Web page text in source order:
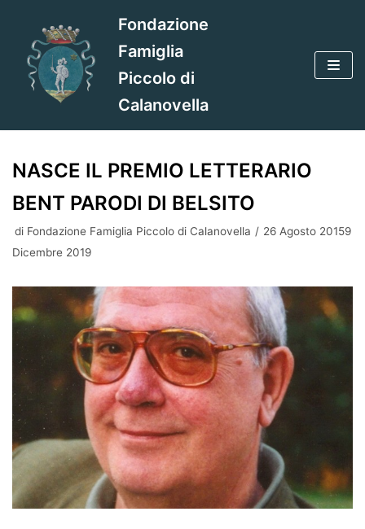
contenuto
Fondazione
Famiglia
Piccolo di
Calanovella
NASCE IL PREMIO LETTERARIO
BENT PARODI DI BELSITO
di Fondazione Famiglia Piccolo di Calanovella
26 Agosto 20159
Dicembre 2019